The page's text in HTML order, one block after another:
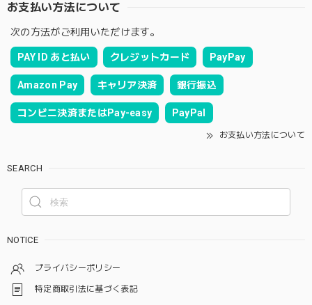
お支払い方法について
次の方法がご利用いただけます。
PAY ID あと払い クレジットカード PayPay
Amazon Pay キャリア決済 銀行振込
コンビニ決済またはPay-easy PayPal
お支払い方法について
SEARCH
NOTICE
プライバシーポリシー
特定商取引法に基づく表記